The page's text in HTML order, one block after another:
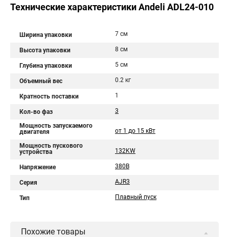
Технические характеристики Andeli ADL24-010
Ширина упаковки 7 см
Высота упаковки 8 см
Глубина упаковки 5 см
Объемный вес 0.2 кг
Кратность поставки 1
Кол-во фаз 3
Мощность запускаемого
двигателя
от 1 до 15 кВт
Мощность пускового
устройства
132KW
Напряжение 380В
Серия AJR3
Тип Плавный пуск
Похожие товары